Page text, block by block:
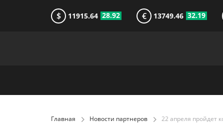
$ 11915.64 28.92 € 13749.46 32.19
Главная Новости партнеров